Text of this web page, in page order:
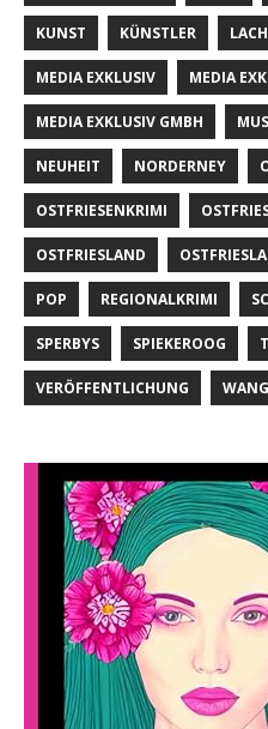
KUNST KÜNSTLER
MEDIA EXKLUSIV MEDIA
MEDIA EXKLUSIV GMBH
NEUHEIT NORDERNEY
OSTFRIESENKRIMI
OSTFRIESLAND
POP REGIONALKRIMI
SPERBYS SPIEKEROOG
VERÖFFENTLICHUNG